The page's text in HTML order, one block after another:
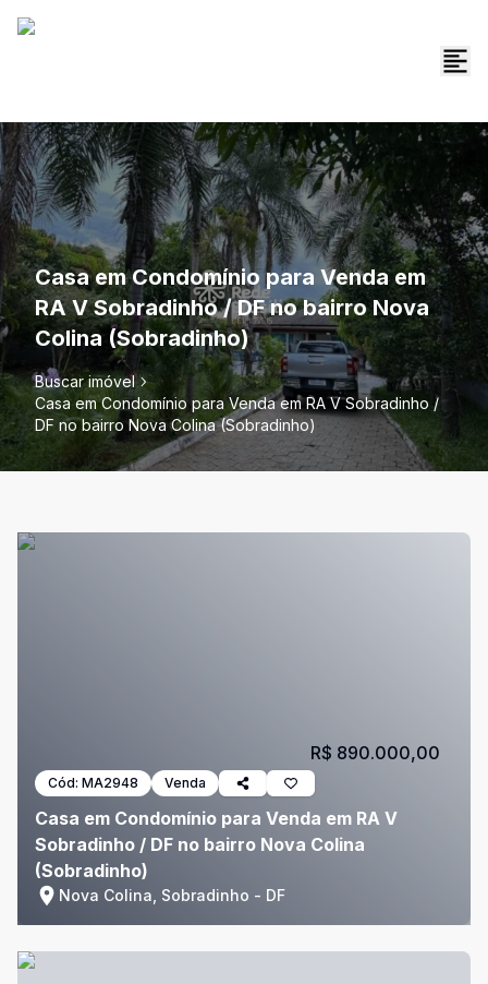
Casa em Condomínio para Venda em
RA V Sobradinho / DF no bairro Nova
Colina (Sobradinho)
Buscar imóvel
Casa em Condomínio para Venda em RA V Sobradinho /
DF no bairro Nova Colina (Sobradinho)
Cód: MA2948 Venda
Casa em Condomínio para Venda em RA V
Sobradinho / DF no bairro Nova Colina
(Sobradinho)
Nova Colina, Sobradinho - DF
R$ 890.000,00